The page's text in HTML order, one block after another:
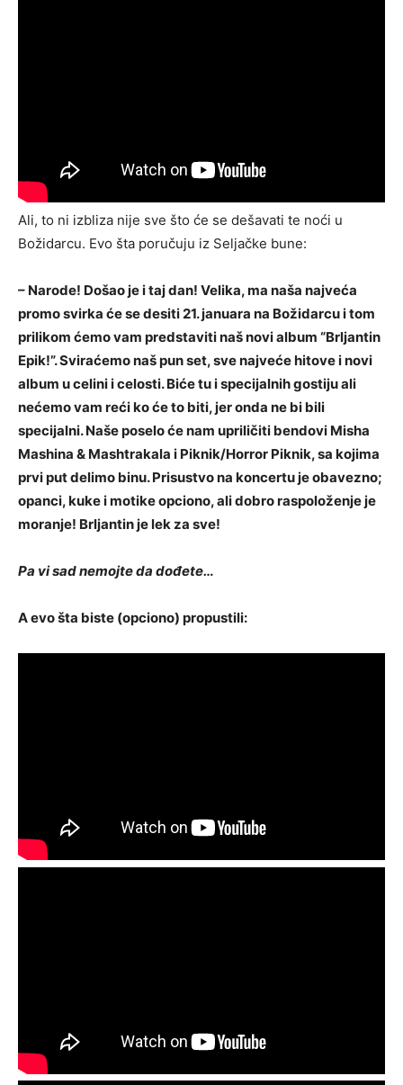
Ali, to ni izbliza nije sve što će se dešavati te noći u
Božidarcu. Evo šta poručuju iz Seljačke bune:
– Narode! Došao je i taj dan! Velika, ma naša najveća
promo svirka će se desiti 21. januara na Božidarcu i tom
prilikom ćemo vam predstaviti naš novi album “Brljantin
Epik!”. Sviraćemo naš pun set, sve najveće hitove i novi
album u celini i celosti. Biće tu i specijalnih gostiju ali
nećemo vam reći ko će to biti, jer onda ne bi bili
specijalni. Naše poselo će nam upriličiti bendovi Misha
Mashina & Mashtrakala i Piknik/Horror Piknik, sa kojima
prvi put delimo binu. Prisustvo na koncertu je obavezno;
opanci, kuke i motike opciono, ali dobro raspoloženje je
moranje! Brljantin je lek za sve!
Pa vi sad nemojte da dođete…
A evo šta biste (opciono) propustili: